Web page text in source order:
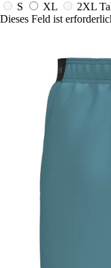
S
XL
2XL
Dieses Feld ist